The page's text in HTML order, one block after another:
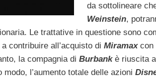
da sottolineare
Weinstein,
Le trattative in questione sono
contribuire all’acquisto di Miramaxcon
la compagnia di Burbankè riuscita a
modo, l’aumento totale delle azioni